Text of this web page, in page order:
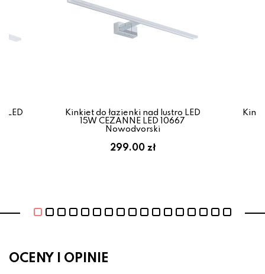
LED
Kinkiet do łazienki nad lustro LED
12W CEZANNE LED 10684
Nowodvorski
199.00 zł
OCENY I OPINIE